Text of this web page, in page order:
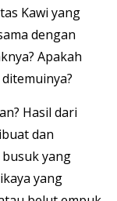
Kawi yang
dengan
Apakah
Hasil dari
dan
yang
yang